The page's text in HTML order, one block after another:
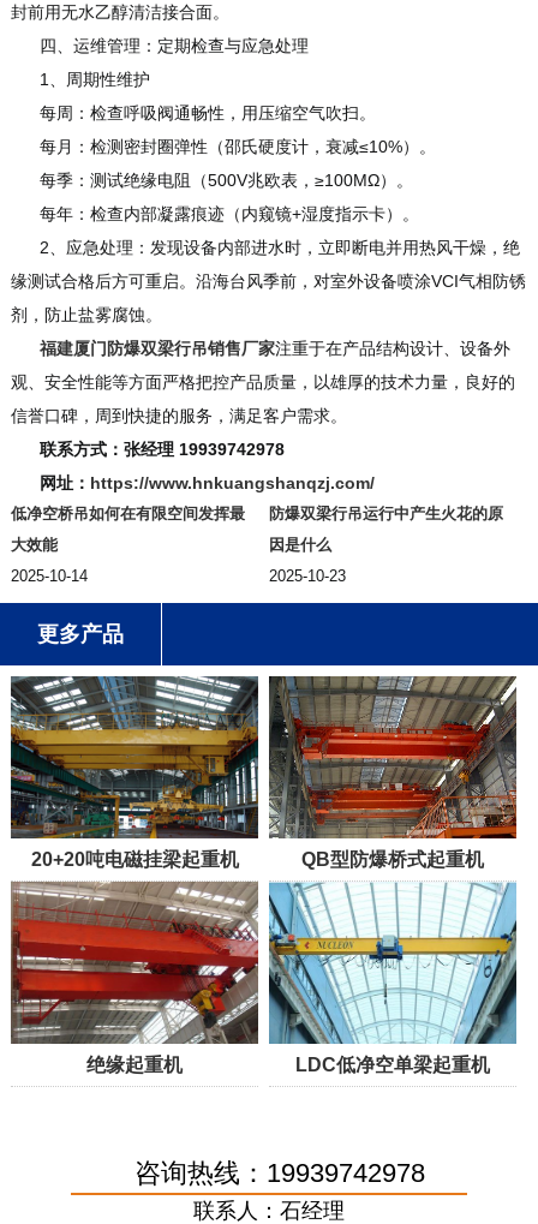
封前用无水乙醇清洁接合面。
四、运维管理：定期检查与应急处理
1、周期性维护
每周：检查呼吸阀通畅性，用压缩空气吹扫。
每月：检测密封圈弹性（邵氏硬度计，衰减≤10%）。
每季：测试绝缘电阻（500V兆欧表，≥100MΩ）。
每年：检查内部凝露痕迹（内窥镜+湿度指示卡）。
2、应急处理：发现设备内部进水时，立即断电并用热风干燥，绝
缘测试合格后方可重启。沿海台风季前，对室外设备喷涂VCI气相防锈
剂，防止盐雾腐蚀。
福建厦门防爆双梁行吊销售厂家注重于在产品结构设计、设备外
观、安全性能等方面严格把控产品质量，以雄厚的技术力量，良好的
信誉口碑，周到快捷的服务，满足客户需求。
联系方式：张经理 19939742978
网址： https://www.hnkuangshanqzj.com/
低净空桥吊如何在有限空间发挥最
大效能
2025-10-14
防爆双梁行吊运行中产生火花的原
因是什么
2025-10-23
更多产品
20+20吨电磁挂梁起重机 QB型防爆桥式起重机
绝缘起重机 LDC低净空单梁起重机
咨询热线：19939742978
联系人：石经理